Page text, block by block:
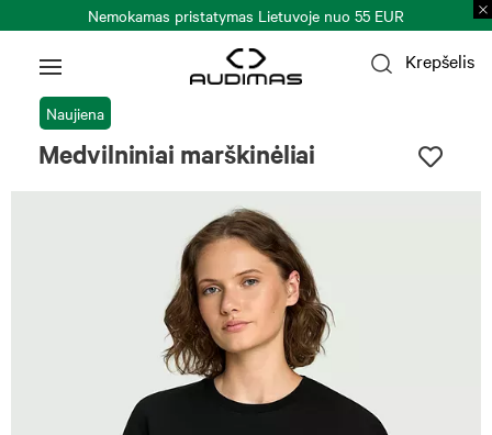
Nemokamas pristatymas Lietuvoje nuo 55 EUR
Krepšelis
Naujiena
Medvilniniai marškinėliai